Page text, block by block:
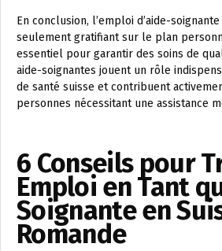
En conclusion, l’emploi d’aide-
seulement gratifiant sur le plan
essentiel pour garantir des soins de
aide-soignantes jouent un rôle
de santé suisse et contribuent
personnes nécessitant une assistance
6 Conseils pour
Emploi en Tant
Soignante en
Romande